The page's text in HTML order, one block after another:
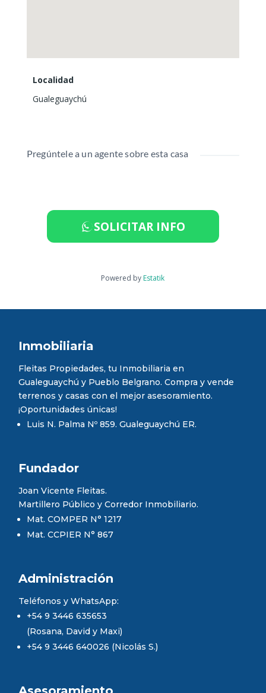
Localidad
Gualeguaychú
Pregúntele a un agente sobre esta casa
SOLICITAR INFO
Powered by Estatik
Inmobiliaria
Fleitas Propiedades, tu Inmobiliaria en
Gualeguaychú y Pueblo Belgrano. Compra y vende
terrenos y casas con el mejor asesoramiento.
¡Oportunidades únicas!
Luis N. Palma Nº 859. Gualeguaychú ER.
Fundador
Joan Vicente Fleitas.
Martillero Público y Corredor Inmobiliario.
Mat. COMPER N° 1217
Mat. CCPIER N° 867
Administración
Teléfonos y WhatsApp:
+54 9 3446 635653
(Rosana, David y Maxi)
+54 9 3446 640026 (Nicolás S.)